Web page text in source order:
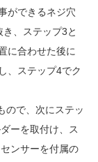
ができるネジ穴
、ステップ3と
に合わせた後に
、ステップ4でク
ので、次にステッ
ーを取付け、ス
ンサーを付属の